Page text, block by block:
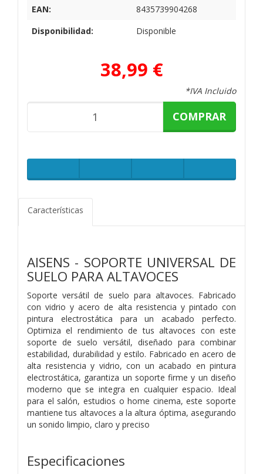
EAN:
8435739904268
Disponibilidad:
Disponible
38,99 €
*IVA Incluido
COMPRAR
Características
AISENS - SOPORTE UNIVERSAL DE
SUELO PARA ALTAVOCES
Soporte versátil de suelo para altavoces. Fabricado
con vidrio y acero de alta resistencia y pintado con
pintura electrostática para un acabado perfecto.
Optimiza el rendimiento de tus altavoces con este
soporte de suelo versátil, diseñado para combinar
estabilidad, durabilidad y estilo. Fabricado en acero de
alta resistencia y vidrio, con un acabado en pintura
electrostática, garantiza un soporte firme y un diseño
moderno que se integra en cualquier espacio. Ideal
para el salón, estudios o home cinema, este soporte
mantiene tus altavoces a la altura óptima, asegurando
un sonido limpio, claro y preciso
Especificaciones